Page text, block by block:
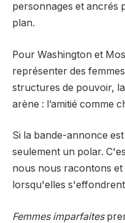
personnages et ancrés
plan.
Pour Washington et
représenter des
structures de pouvoir,
arène : l’amitié comme
Si la bande-annonce
seulement un polar.
nous nous racontons
lorsqu'elles
Femmes imparfaites